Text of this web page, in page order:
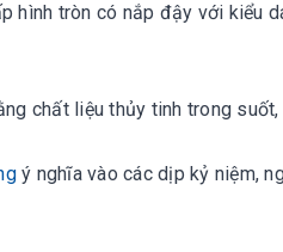
hình tròn có nắp đậy với kiểu
chất liệu thủy tinh trong
ý nghĩa vào các dịp kỷ niệm,